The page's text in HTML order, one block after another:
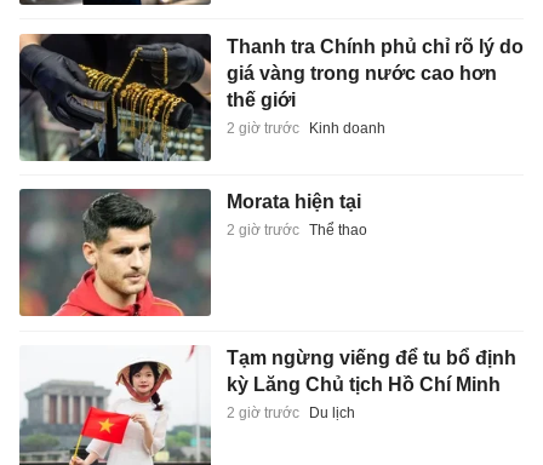
Thanh tra Chính phủ chỉ rõ lý do
giá vàng trong nước cao hơn
thế giới
2 giờ trước Kinh doanh
Morata hiện tại
2 giờ trước Thể thao
Tạm ngừng viếng để tu bổ định
kỳ Lăng Chủ tịch Hồ Chí Minh
2 giờ trước Du lịch